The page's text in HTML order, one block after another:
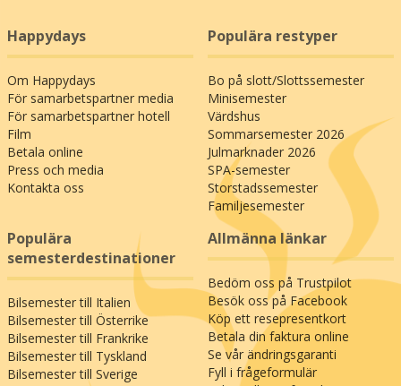
Happydays
Om Happydays
För samarbetspartner media
För samarbetspartner hotell
Film
Betala online
Press och media
Kontakta oss
Populära restyper
Bo på slott/Slottssemester
Minisemester
Värdshus
Sommarsemester 2026
Julmarknader 2026
SPA-semester
Storstadssemester
Familjesemester
Populära
semesterdestinationer
Bilsemester till Italien
Bilsemester till Österrike
Bilsemester till Frankrike
Bilsemester till Tyskland
Bilsemester till Sverige
Allmänna länkar
Bedöm oss på Trustpilot
Besök oss på Facebook
Köp ett resepresentkort
Betala din faktura online
Se vår ändringsgaranti
Fyll i frågeformulär